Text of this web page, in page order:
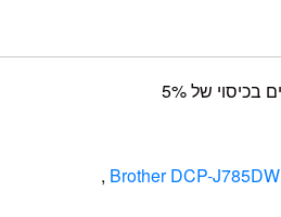
Brother DCP-J785DW
,